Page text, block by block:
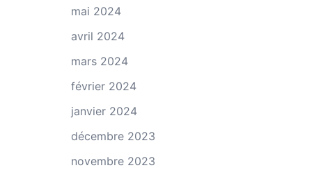
mai 2024
avril 2024
mars 2024
février 2024
janvier 2024
décembre 2023
novembre 2023